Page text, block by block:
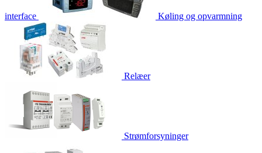
interface Køling og opvarmning
Relæer
Strømforsyninger